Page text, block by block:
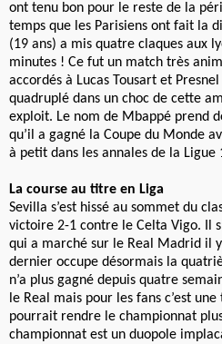
ont tenu bon pour le reste de la
temps que les Parisiens ont fait la
(19 ans) a mis quatre claques aux
minutes ! Ce fut un match très
accordés à Lucas Tousart et
quadruplé dans un choc de cette
exploit. Le nom de Mbappé prend
qu’il a gagné la Coupe du Monde
à petit dans les annales de la Ligue
La course au titre en Liga
Sevilla s’est hissé au sommet du
victoire 2-1 contre le Celta Vigo. Il
qui a marché sur le Real Madrid il
dernier occupe désormais la
n’a plus gagné depuis quatre
le Real mais pour les fans c’est
pourrait rendre le championnat
championnat est un duopole